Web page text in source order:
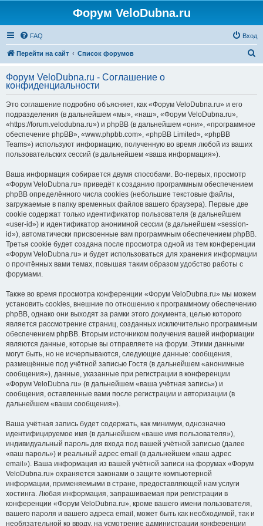
Форум VeloDubna.ru
FAQ Вход
Перейти на сайт Список форумов
с
Форум VeloDubna.ru - Соглашение о
конфиденциальности
Это соглашение подробно объясняет, как «Форум VeloDubna.ru» и его
подразделения (в дальнейшем «мы», «наш», «Форум VeloDubna.ru»,
«https://forum.velodubna.ru») и phpBB (в дальнейшем «они», «программное
обеспечение phpBB», «www.phpbb.com», «phpBB Limited», «phpBB
Teams») используют информацию, полученную во время любой из ваших
пользовательских сессий (в дальнейшем «ваша информация»).
Ваша информация собирается двумя способами. Во-первых, просмотр
«Форум VeloDubna.ru» приведёт к созданию программным обеспечением
phpBB определённого числа cookies (небольшие текстовые файлы,
загружаемые в папку временных файлов вашего браузера). Первые две
cookie содержат только идентификатор пользователя (в дальнейшем
«user-id») и идентификатор анонимной сессии (в дальнейшем «session-
id»), автоматически присвоенные вам программным обеспечением phpBB.
Третья cookie будет создана после просмотра одной из тем конференции
«Форум VeloDubna.ru» и будет использоваться для хранения информации
о прочтённых вами темах, повышая таким образом удобство работы с
форумами.
Также во время просмотра конференции «Форум VeloDubna.ru» мы можем
установить cookies, внешние по отношению к программному обеспечению
phpBB, однако они выходят за рамки этого документа, целью которого
является рассмотрение страниц, созданных исключительно программным
обеспечением phpBB. Вторым источником получения вашей информации
являются данные, которые вы отправляете на форум. Этими данными
могут быть, но не исчерпываются, следующие данные: сообщения,
размещённые под учётной записью Гостя (в дальнейшем «анонимные
сообщения»), данные, указанные при регистрации в конференции
«Форум VeloDubna.ru» (в дальнейшем «ваша учётная запись») и
сообщения, оставленные вами после регистрации и авторизации (в
дальнейшем «ваши сообщения»).
Ваша учётная запись будет содержать, как минимум, однозначно
идентифицируемое имя (в дальнейшем «ваше имя пользователя»),
индивидуальный пароль для входа под вашей учётной записью (далее
«ваш пароль») и реальный адрес email (в дальнейшем «ваш адрес
email»). Ваша информация из вашей учётной записи на форумах «Форум
VeloDubna.ru» охраняется законами о защите компьютерной
информации, применяемыми в стране, предоставляющей нам услуги
хостинга. Любая информация, запрашиваемая при регистрации в
конференции «Форум VeloDubna.ru», кроме вашего имени пользователя,
вашего пароля и вашего адреса email, может быть как необходимой, так и
необязательной ко вводу, на усмотрение администрации конференции